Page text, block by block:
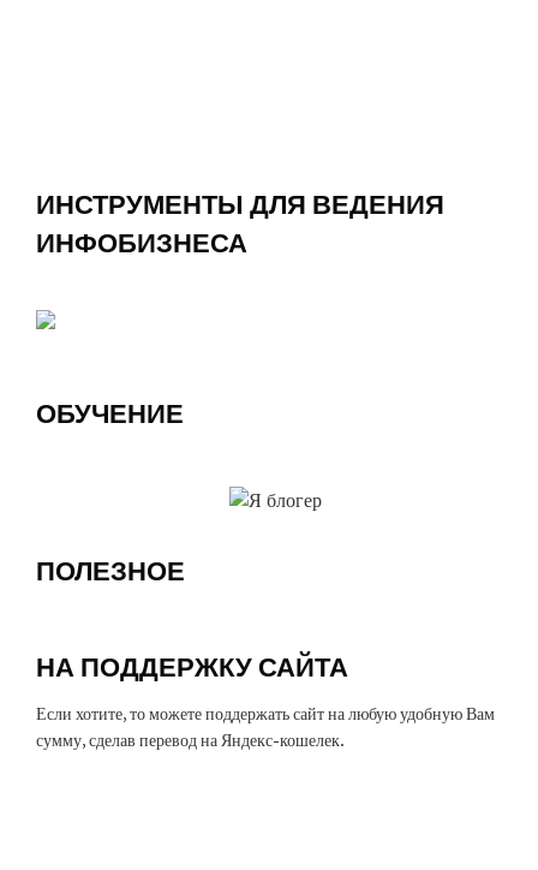
ИНСТРУМЕНТЫ ДЛЯ ВЕДЕНИЯ
ИНФОБИЗНЕСА
ОБУЧЕНИЕ
ПОЛЕЗНОЕ
НА ПОДДЕРЖКУ САЙТА
Если хотите, то можете поддержать сайт на любую удобную Вам
сумму, сделав перевод на Яндекс-кошелек.